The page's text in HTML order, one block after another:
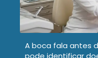
A boca fala antes
pode identificar